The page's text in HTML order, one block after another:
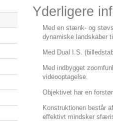
Yderligere
Med en stænk- og
dynamiske landskaber
Med Dual I.S.
Med indbygget
videooptagelse.
Objektivet har en
Konstruktionen består
effektivt mindsker